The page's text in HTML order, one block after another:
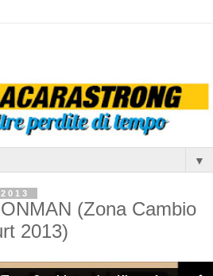
▼
(Zona Cambio
2013)